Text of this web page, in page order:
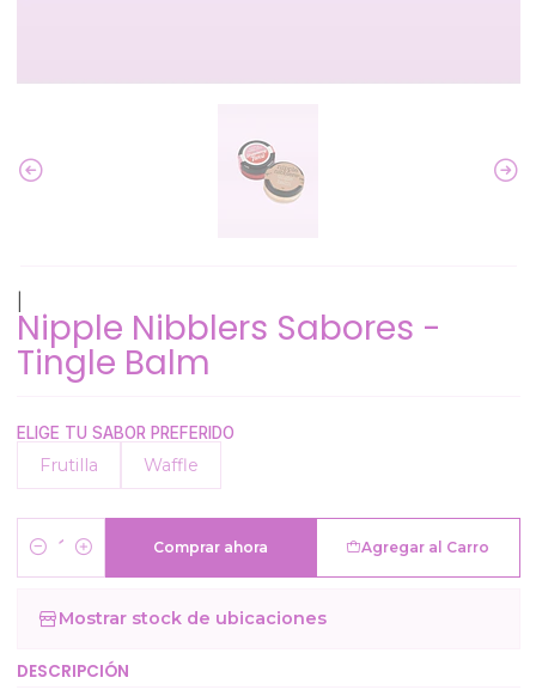
Nipple Nibblers Sabores -
Tingle Balm
ELIGE TU SABOR PREFERIDO
Frutilla Waffle
Cantidad
Agregar al Carro
Comprar ahora
Mostrar stock de ubicaciones
DESCRIPCIÓN